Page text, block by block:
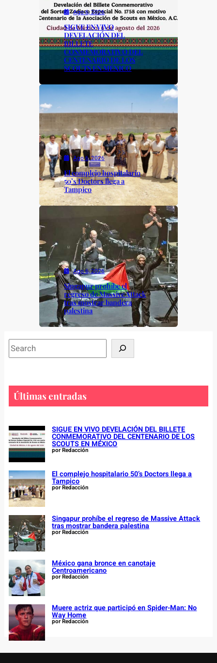
Ago 6, 2026
SIGUE EN VIVO
DEVELACIÓN DEL
BILLETE
CONMEMORATIVO DEL
CENTENARIO DE LOS
SCOUTS EN MÉXICO
Ago 6, 2026
El complejo hospitalario
50’s Doctors llega a
Tampico
Ago 6, 2026
Singapur prohíbe el
regreso de Massive Attack
tras mostrar bandera
palestina
S
e
r
h
Últimas entradas
SIGUE EN VIVO DEVELACIÓN DEL BILLETE
CONMEMORATIVO DEL CENTENARIO DE LOS
SCOUTS EN MÉXICO
por Redacción
El complejo hospitalario 50’s Doctors llega a
Tampico
por Redacción
Singapur prohíbe el regreso de Massive Attack
tras mostrar bandera palestina
por Redacción
México gana bronce en canotaje
Centroamericano
por Redacción
Muere actriz que participó en Spider-Man: No
Way Home
por Redacción